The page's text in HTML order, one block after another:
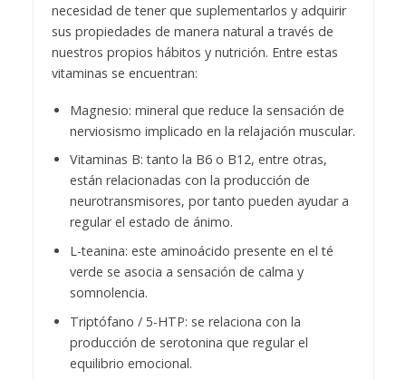
necesidad de tener que suplementarlos y adquirir
sus propiedades de manera natural a través de
nuestros propios hábitos y nutrición. Entre estas
vitaminas se encuentran:
Magnesio: mineral que reduce la sensación de
nerviosismo implicado en la relajación muscular.
Vitaminas B: tanto la B6 o B12, entre otras,
están relacionadas con la producción de
neurotransmisores, por tanto pueden ayudar a
regular el estado de ánimo.
L-teanina: este aminoácido presente en el té
verde se asocia a sensación de calma y
somnolencia.
Triptófano / 5-HTP: se relaciona con la
producción de serotonina que regular el
equilibrio emocional.